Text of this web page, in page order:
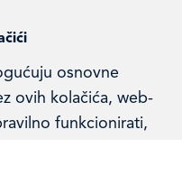
osnovne
ovih kolačića, web-
funkcionirati,